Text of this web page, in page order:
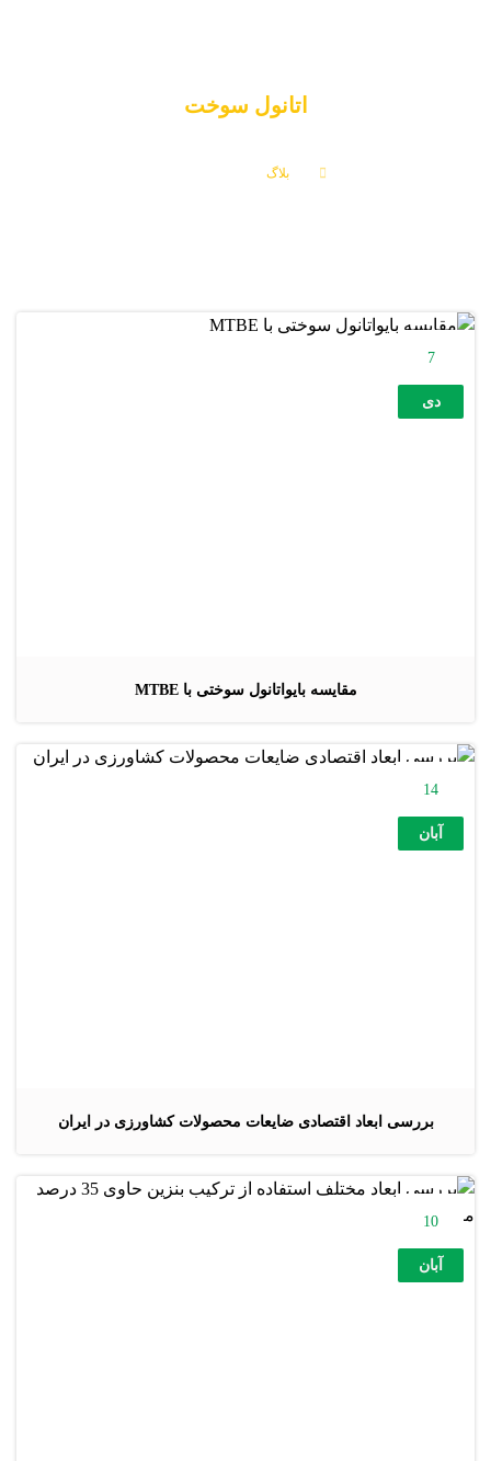
اتانول سوخت
بلاگ
مقایسه بایواتانول سوختی با MTBE
7
دی
بررسی ابعاد اقتصادی ضایعات محصولات کشاورزی در ایران
14
آبان
10
آبان